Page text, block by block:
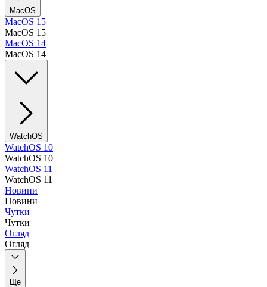
MacOS
MacOS 15
MacOS 15
MacOS 14
MacOS 14
WatchOS
WatchOS 10
WatchOS 10
WatchOS 11
WatchOS 11
Новини
Новини
Чутки
Чутки
Огляд
Огляд
Ще